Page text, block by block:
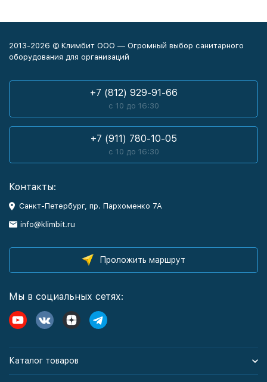
2013-2026 © Климбит ООО — Огромный выбор санитарного
оборудования для организаций
+7 (812) 929-91-66
с 10 до 16:30
+7 (911) 780-10-05
с 10 до 16:30
Контакты:
Санкт-Петербург, пр. Пархоменко 7А
info@klimbit.ru
Проложить маршрут
Мы в социальных сетях:
Каталог товаров